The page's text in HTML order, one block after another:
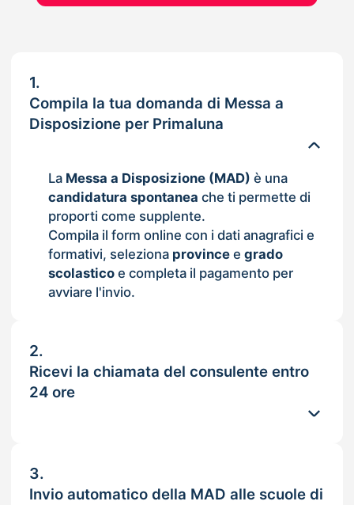
1.
Compila la tua domanda di Messa a
Disposizione per Primaluna
La Messa a Disposizione (MAD) è una
candidatura spontanea che ti permette di
proporti come supplente.
Compila il form online con i dati anagrafici e
formativi, seleziona provincee grado
scolasticoe completa il pagamento per
avviare l'invio.
2.
Ricevi la chiamata del consulente entro
24 ore
3.
Invio automatico della MAD alle scuole di